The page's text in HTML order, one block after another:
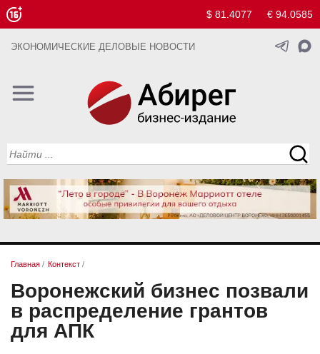
$ 81.4077 € 94.0585
ЭКОНОМИЧЕСКИЕ ДЕЛОВЫЕ НОВОСТИ
Главная / Контекст /
Воронежский бизнес позвали
в распределение грантов
для АПК